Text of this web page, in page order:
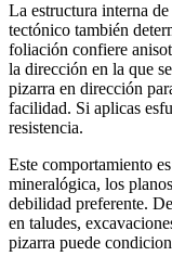
La estructura interna
tectónico también
foliación confiere
la dirección en la que
pizarra en dirección
facilidad. Si aplicas
resistencia.
Este comportamiento
mineralógica, los
debilidad preferente.
en taludes,
pizarra puede